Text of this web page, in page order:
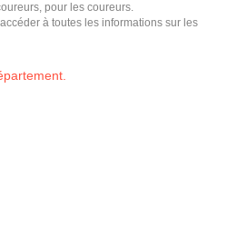
pour les coureurs.
à toutes les informations sur les